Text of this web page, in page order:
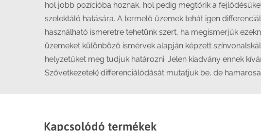
hol jobb pozícióba hoznak, hol pedig megtörik a
szelektáló hatására. A termelő üzemek tehát igen
használható ismeretre tehetünk szert, ha megismerjük
üzemeket különböző ismérvek alapján képzett
helyzetüket meg tudjuk határozni. Jelen kiadvány ennek
Szövetkezetek) differenciálódását mutatjuk be, de
Kapcsolódó termékek